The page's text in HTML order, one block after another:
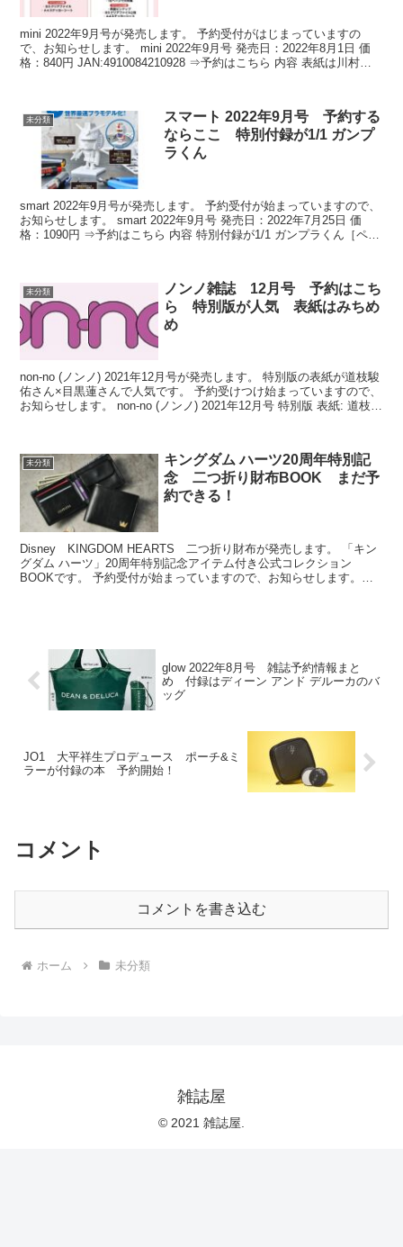
mini 2022年9月号が発売します。 予約受付がはじまっていますの
で、お知らせします。 mini 2022年9月号 発売日：2022年8月1日 価
格：840円 JAN:4910084210928 ⇒予約はこちら 内容 表紙は川村壱
未分類
スマート 2022年9月号 予約する
ならここ 特別付録が1/1 ガンプ
ラくん
smart 2022年9月号が発売します。 予約受付が始まっていますので、
お知らせします。 smart 2022年9月号 発売日：2022年7月25日 価
格：1090円 ⇒予約はこちら 内容 特別付録が1/1 ガンプラくん［ペイ
未分類
ノンノ雑誌 12月号 予約はこち
ら 特別版が人気 表紙はみちめ
め
non-no (ノンノ) 2021年12月号が発売します。 特別版の表紙が道枝駿
佑さん×目黒蓮さんで人気です。 予約受けつけ始まっていますので、
お知らせします。 non-no (ノンノ) 2021年12月号 特別版 表紙: 道枝駿
未分類
キングダム ハーツ20周年特別記
念 二つ折り財布BOOK まだ予
約できる！
Disney KINGDOM HEARTS 二つ折り財布が発売します。 「キン
グダム ハーツ」20周年特別記念アイテム付き公式コレクション
BOOKです。 予約受付が始まっていますので、お知らせします。
glow 2022年8月号 雑誌予約情報まと
め 付録はディーン アンド デルーカのバ
ッグ
JO1 大平祥生プロデュース ポーチ&ミ
ラーが付録の本 予約開始！
コメント
コメントを書き込む
ホーム 未分類
雑誌屋
© 2021 雑誌屋.